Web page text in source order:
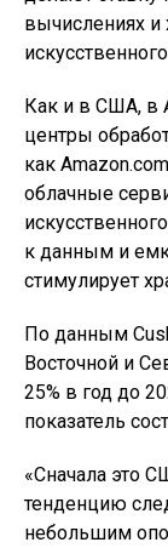
вычислениях и
Как и в США, в
центры
как
облачные
к данным и
стимулирует
По данным
Восточной и
25% в год до
показатель
«Сначала это
тенденцию
небольшим